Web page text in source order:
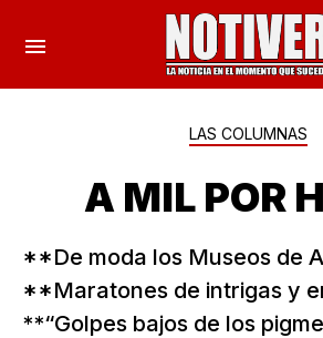
LAS COLUMNAS
A MIL POR
**De moda los Museos de
**Maratones de intrigas y
**“Golpes bajos de los